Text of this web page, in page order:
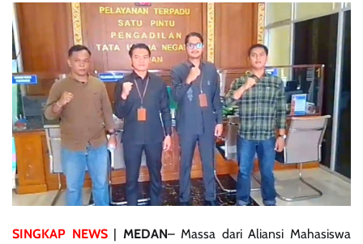
SINGKAP NEWS| MEDAN– Massa dari Aliansi Mahasiswa